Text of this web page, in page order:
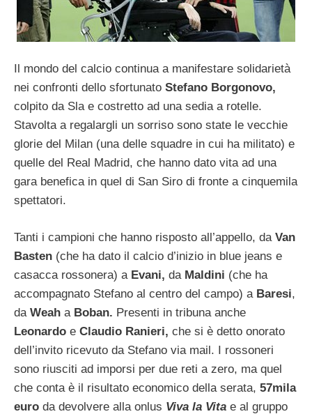
Il mondo del calcio continua a manifestare solidarietà
nei confronti dello sfortunato Stefano Borgonovo,
colpito da Sla e costretto ad una sedia a rotelle.
Stavolta a regalargli un sorriso sono state le vecchie
glorie del Milan (una delle squadre in cui ha militato) e
quelle del Real Madrid, che hanno dato vita ad una
gara benefica in quel di San Siro di fronte a cinquemila
spettatori.
Tanti i campioni che hanno risposto all’appello, da Van
Basten (che ha dato il calcio d’inizio in blue jeans e
casacca rossonera) a Evani, da Maldini (che ha
accompagnato Stefano al centro del campo) a Baresi,
da Weah a Boban. Presenti in tribuna anche
Leonardo e Claudio Ranieri, che si è detto onorato
dell’invito ricevuto da Stefano via mail. I rossoneri
sono riusciti ad imporsi per due reti a zero, ma quel
che conta è il risultato economico della serata, 57mila
euro da devolvere alla onlus Viva la Vita e al gruppo